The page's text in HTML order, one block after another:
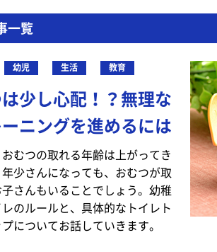
一覧
幼児 生活 教育
少し心配！？無理な
ニングを進めるには
むつの取れる年齢は上がってき
少さんになっても、おむつが取
さんもいることでしょう。幼稚
のルールと、具体的なトイレト
についてお話していきます。